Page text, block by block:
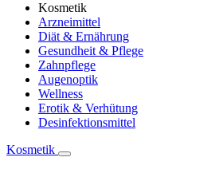
Kosmetik
Arzneimittel
Diät & Ernährung
Gesundheit & Pflege
Zahnpflege
Augenoptik
Wellness
Erotik & Verhütung
Desinfektionsmittel
Kosmetik